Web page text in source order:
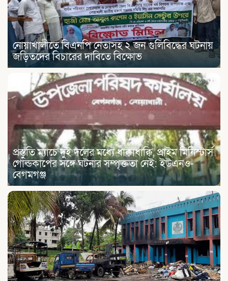
নোয়াখালীতে বিএনপি নেতাসহ ২ জন গুলিবিদ্ধের ঘটনায়
জড়িতদের বিচারের দাবিতে বিক্ষোভ
প্রস্তুতি ম্যাচে দুই দলের মধ্যে ধাক্কাধাক্কি, প্রাইম মিনিস্টার্স
গোল্ডকাপের সঙ্গে ঘটনার সম্পৃক্ততা নেই: ইউএনও-
বেগমগঞ্জ